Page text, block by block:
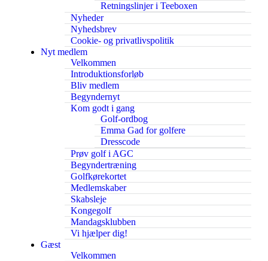
Retningslinjer i Teeboxen
Nyheder
Nyhedsbrev
Cookie- og privatlivspolitik
Nyt medlem
Velkommen
Introduktionsforløb
Bliv medlem
Begyndernyt
Kom godt i gang
Golf-ordbog
Emma Gad for golfere
Dresscode
Prøv golf i AGC
Begyndertræning
Golfkørekortet
Medlemskaber
Skabsleje
Kongegolf
Mandagsklubben
Vi hjælper dig!
Gæst
Velkommen